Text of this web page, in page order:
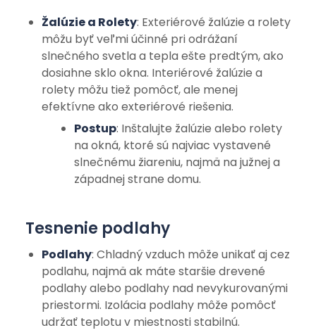
Žalúzie a Rolety: Exteriérové žalúzie a rolety
môžu byť veľmi účinné pri odrážaní
slnečného svetla a tepla ešte predtým, ako
dosiahne sklo okna. Interiérové žalúzie a
rolety môžu tiež pomôcť, ale menej
efektívne ako exteriérové riešenia.
Postup: Inštalujte žalúzie alebo rolety
na okná, ktoré sú najviac vystavené
slnečnému žiareniu, najmä na južnej a
západnej strane domu.
Tesnenie podlahy
Podlahy: Chladný vzduch môže unikať aj cez
podlahu, najmä ak máte staršie drevené
podlahy alebo podlahy nad nevykurovanými
priestormi. Izolácia podlahy môže pomôcť
udržať teplotu v miestnosti stabilnú.